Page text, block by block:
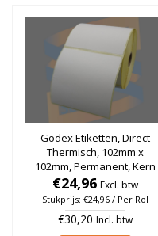
Godex Etiketten, Direct
Thermisch, 102mm x
102mm, Permanent, Kern
25mm, rol à 700 stuks
€24,96 Excl. btw
Stukprijs: €24,96 / Per Rol
€30,20 Incl. btw